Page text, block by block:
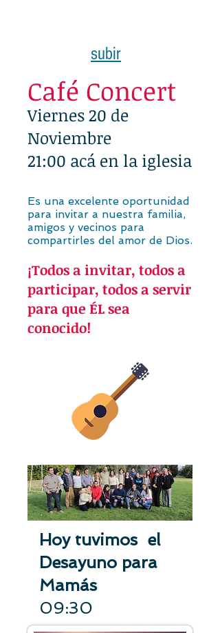
subir
Café Concert
Viernes 20 de
Noviembre
21:00 acá en la iglesia
Es una excelente oportunidad
para invitar a nuestra familia,
amigos y vecinos para
compartirles del amor de Dios.
¡Todos a invitar, todos a
participar, todos a servir
para que ÉL sea
conocido!
Hoy tuvimos el
Desayuno para
Mamás
09:30